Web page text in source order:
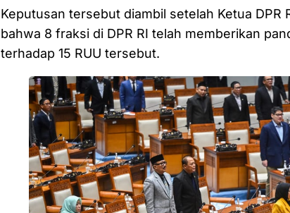
Keputusan tersebut diambil setelah Ketua DPR
bahwa 8 fraksi di DPR RI telah memberikan
terhadap 15 RUU tersebut.